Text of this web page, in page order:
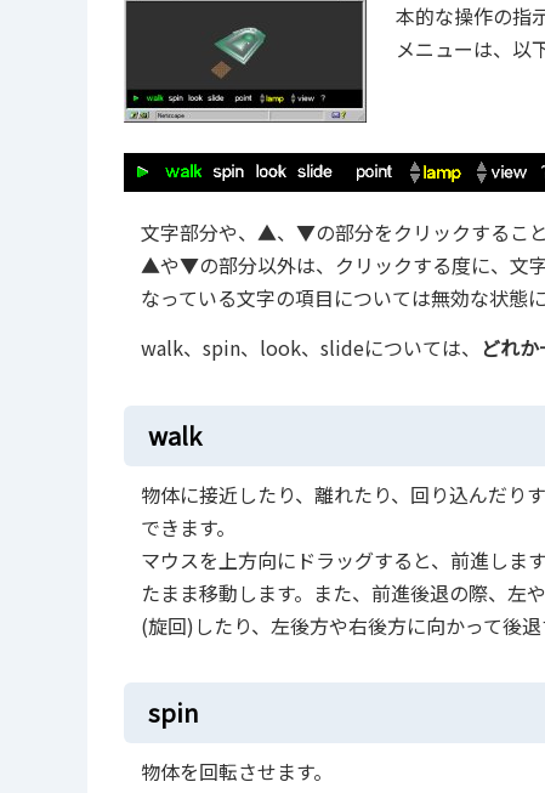
本的な操作の指
メニューは、以
文字部分や、▲、▼の部分をクリックするこ
▲や▼の部分以外は、クリックする度に、文字
なっている文字の項目については無効な状態に
walk、spin、look、slideについては、 どれ
walk
物体に接近したり、離れたり、回り込んだり
できます。
マウスを上方向にドラッグすると、前進しま
たまま移動します。また、前進後退の際、左
(旋回)したり、左後方や右後方に向かって後退
spin
物体を回転させます。